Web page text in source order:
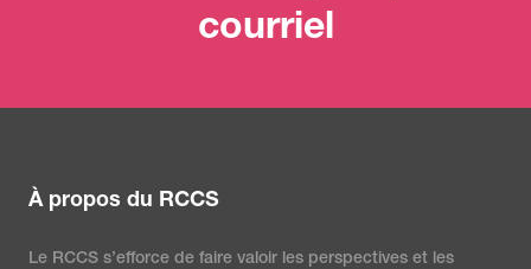
courriel
À propos du RCCS
Le RCCS s’efforce de faire valoir les perspectives et les